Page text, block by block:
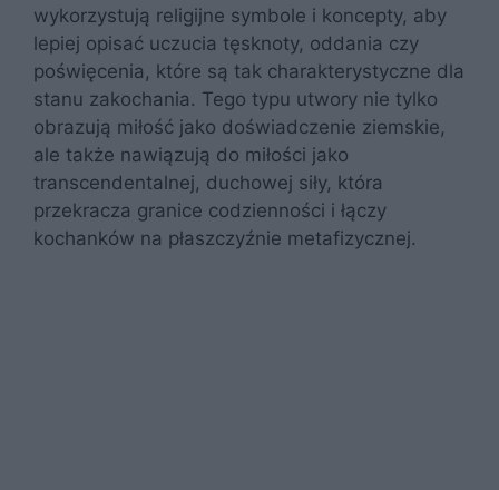
wykorzystują religijne symbole i koncepty, aby
lepiej opisać uczucia tęsknoty, oddania czy
poświęcenia, które są tak charakterystyczne dla
stanu zakochania. Tego typu utwory nie tylko
obrazują miłość jako doświadczenie ziemskie,
ale także nawiązują do miłości jako
transcendentalnej, duchowej siły, która
przekracza granice codzienności i łączy
kochanków na płaszczyźnie metafizycznej.